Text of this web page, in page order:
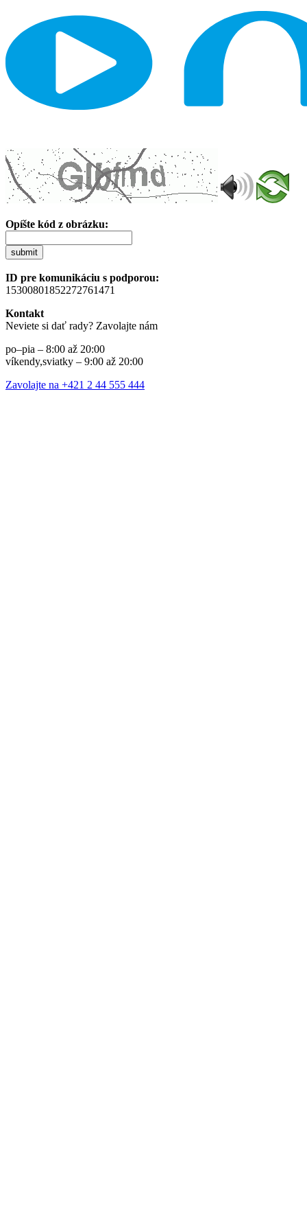
Opíšte kód z obrázku:
submit
ID pre komunikáciu s podporou:
15300801852272761471
Kontakt
Neviete si dať rady? Zavolajte nám
po–pia – 8:00 až 20:00
víkendy,sviatky – 9:00 až 20:00
Zavolajte na +421 2 44 555 444